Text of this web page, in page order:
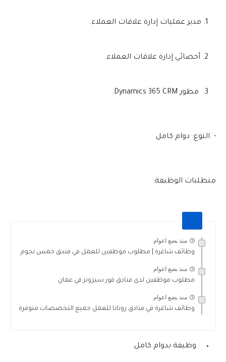
مدير عمليات إدارة علاقات العملاء.
أخصائي إدارة علاقات العملاء.
مطور Dynamics 365 CRM.
- النوع: دوام كامل
متطلبات الوظيفة:
منذ بضع اعوام
وظائف شاغرة | مطلوب موظفين للعمل في فندق خمس نجوم
منذ بضع اعوام
مطلوب موظفين لدى فنادق فور سيزونز في عمان
منذ بضع اعوام
وظائف شاغرة في فنادق روتانا للعمل جميع التخصصات متوفرة
وظيفة بدوام كامل.